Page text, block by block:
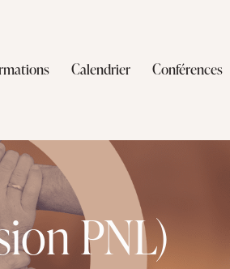
Calendrier Conférences
PNL)